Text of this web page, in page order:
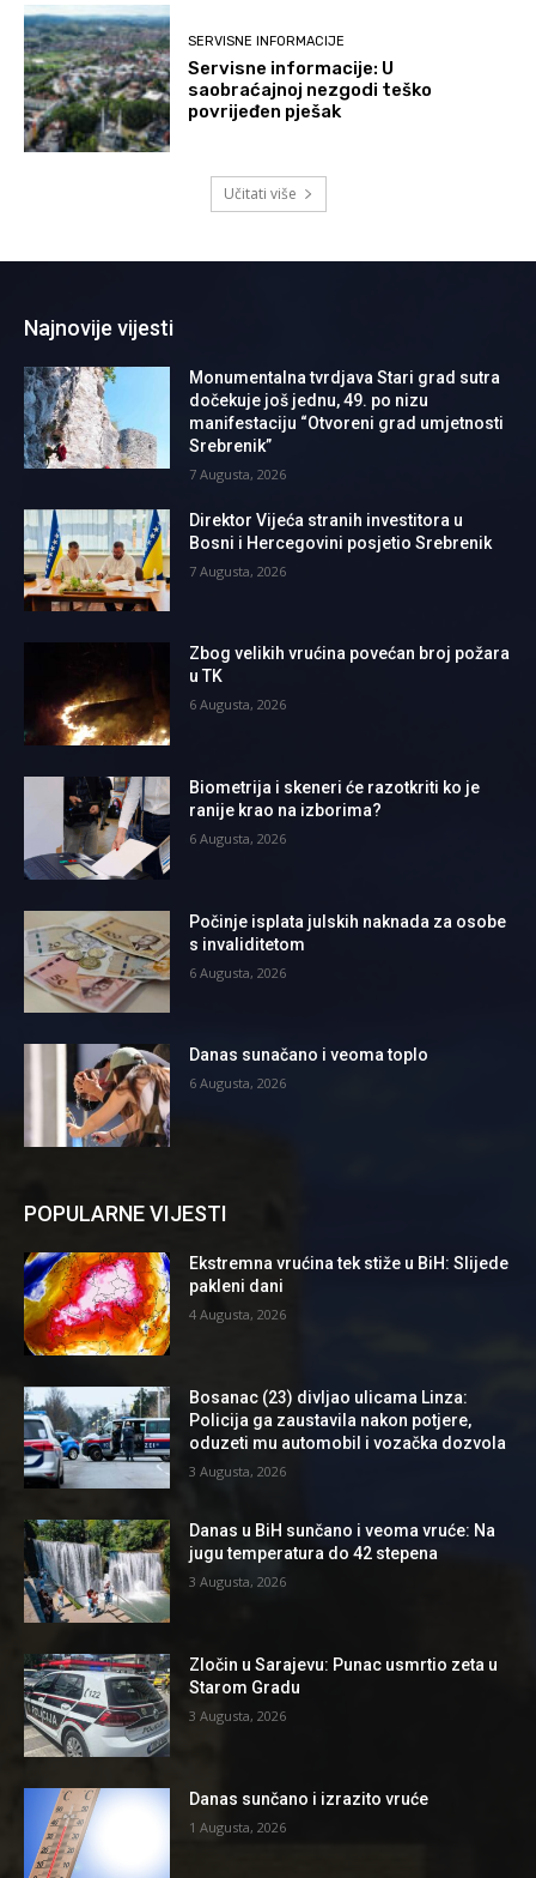
SERVISNE INFORMACIJE
Servisne informacije: U
saobraćajnoj nezgodi teško
povrijeđen pješak
Učitati više
Najnovije vijesti
Monumentalna tvrdjava Stari grad sutra
dočekuje još jednu, 49. po nizu
manifestaciju “Otvoreni grad umjetnosti
Srebrenik”
7 Augusta, 2026
Direktor Vijeća stranih investitora u
Bosni i Hercegovini posjetio Srebrenik
7 Augusta, 2026
Zbog velikih vrućina povećan broj požara
u TK
6 Augusta, 2026
Biometrija i skeneri će razotkriti ko je
ranije krao na izborima?
6 Augusta, 2026
Počinje isplata julskih naknada za osobe
s invaliditetom
6 Augusta, 2026
Danas sunačano i veoma toplo
6 Augusta, 2026
POPULARNE VIJESTI
Ekstremna vrućina tek stiže u BiH: Slijede
pakleni dani
4 Augusta, 2026
Bosanac (23) divljao ulicama Linza:
Policija ga zaustavila nakon potjere,
oduzeti mu automobil i vozačka dozvola
3 Augusta, 2026
Danas u BiH sunčano i veoma vruće: Na
jugu temperatura do 42 stepena
3 Augusta, 2026
Zločin u Sarajevu: Punac usmrtio zeta u
Starom Gradu
3 Augusta, 2026
Danas sunčano i izrazito vruće
1 Augusta, 2026